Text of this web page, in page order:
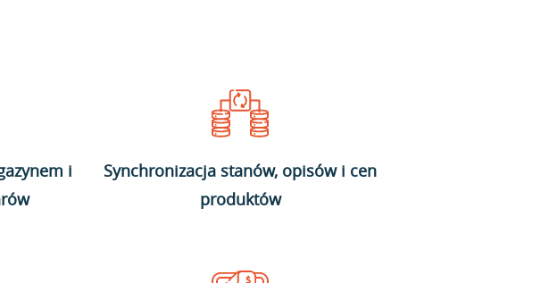
i
Synchronizacja stanów, opisów i cen
produktów